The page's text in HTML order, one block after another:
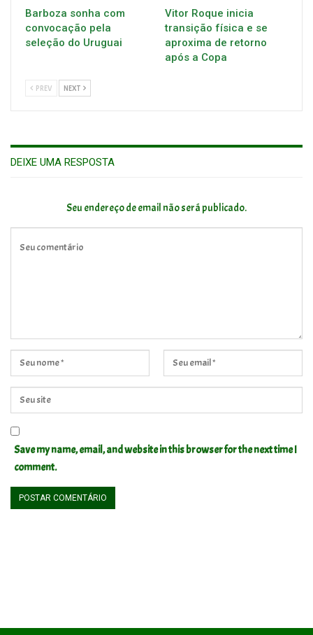
Barboza sonha com
convocação pela
seleção do Uruguai
Vitor Roque inicia
transição física e se
aproxima de retorno
após a Copa
PREV NEXT
DEIXE UMA RESPOSTA
Seu endereço de email não será publicado.
Save my name, email, and website in this browser for the next time I
comment.